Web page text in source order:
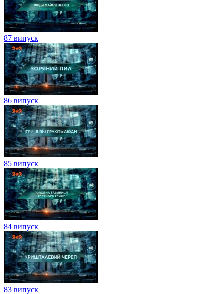
87 випуск
86 випуск
85 випуск
84 випуск
83 випуск